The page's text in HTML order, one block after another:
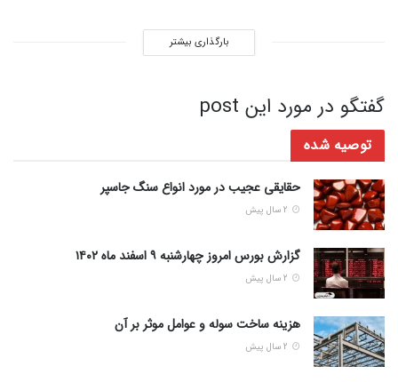
بارگذاری بیشتر
گفتگو در مورد این post
توصیه شده
حقایقی عجیب در مورد انواع سنگ جاسپر
گزارش بورس امروز چهارشنبه ۹ اسفند ماه ۱۴۰۲
هزینه ساخت سوله و عوامل موثر بر آن